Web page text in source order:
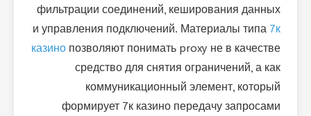
фильтрации соединений, кеширования данных
и управления подключений. Материалы типа 7к
казино позволяют понимать proxy не в качестве
средство для снятия ограничений, а как
коммуникационный элемент, который
формирует 7к казино передачу запросами